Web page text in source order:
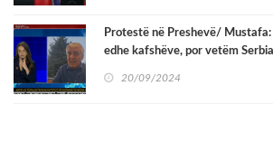
Protestë në Preshevë/ Mustafa:
edhe kafshëve, por vetëm
20/09/2024